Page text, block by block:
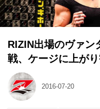
RIZIN出場のヴァン
戦、ケージに上が
2016-07-20